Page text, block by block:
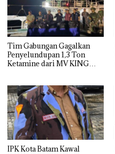
Tim Gabungan Gagalkan
Penyelundupan 1,3 Ton
Ketamine dari MV KING
IPK Kota Batam Kawal